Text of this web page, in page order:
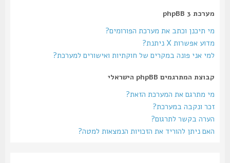
מערכת phpBB 3
מי תיכנן וכתב את מערכת הפורומים?
מדוע אפשרות X ניתנת?
למי אני פונה במקרים של חוקתיות ואישורים למערכת?
קבוצת המתרגמים phpBB הישראלי
מי מתרגם את המערכת הזאת?
זכר ונקבה במערכת?
הערה בקשר לתרגום?
האם ניתן להוריד את הזכויות הנמצאות למטה?